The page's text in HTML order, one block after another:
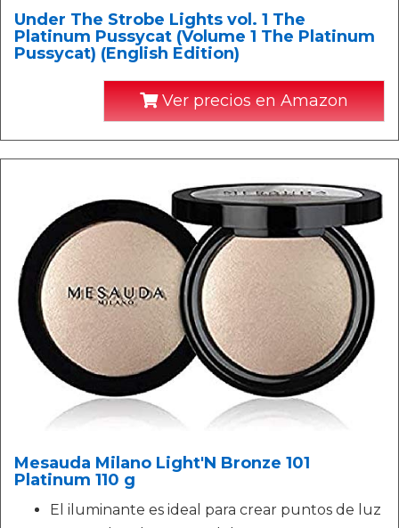
Under The Strobe Lights vol. 1 The
Platinum Pussycat (Volume 1 The Platinum
Pussycat) (English Edition)
Ver precios en Amazon
Mesauda Milano Light'N Bronze 101
Platinum 110 g
El iluminante es ideal para crear puntos de luz